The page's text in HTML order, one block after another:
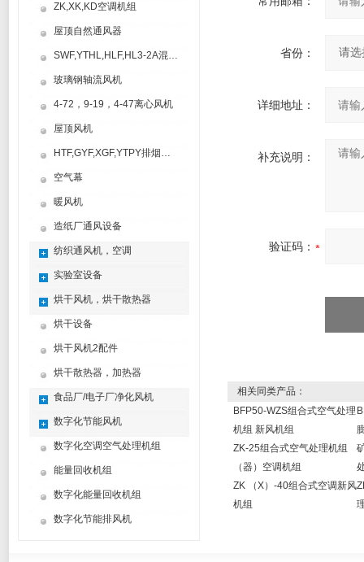
ZK,XK,KD空调机组
屋顶自然通风器
SWF,YTHL,HLF,HL3-2A混流风机
玻璃钢轴流风机
4-72，9-19，4-47离心风机
屋顶风机
HTF,GYF,XGF,YTPY排烟风机
空气幕
暖风机
造纸厂通风设备
纺织通风机，空调
实验室设备
烘干风机，烘干散热器
烘干设备
烘干风机2配件
烘干散热器，加热器
食品厂/电子厂净化风机
数字化节能风机
数字化空调空气处理机组
能量回收机组
数字化能量回收机组
数字化节能排风机
省份：
详细地址：
补充说明：
验证码：
相关同类产品：
BFP50-WZS组合式空气处理
机组 新风机组
ZK-25组合式空气处理机组
（器）空调机组
ZK （X）-40组合式空调新风
机组